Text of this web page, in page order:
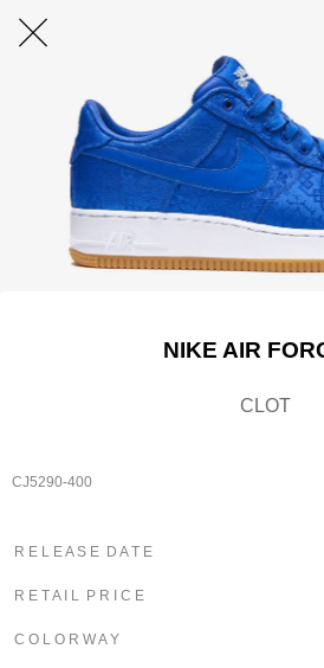
NIKE AIR
CLOT
CJ5290-400
R E L E A S E D A T E
R E T A I L P R I C E
C O L O R W A Y